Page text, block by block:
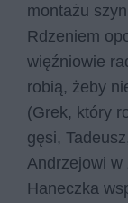
montażu
Rdzeniem
więźniowie
robią, żeby
(Grek, który
gęsi,
Andrzejowi w
Haneczka